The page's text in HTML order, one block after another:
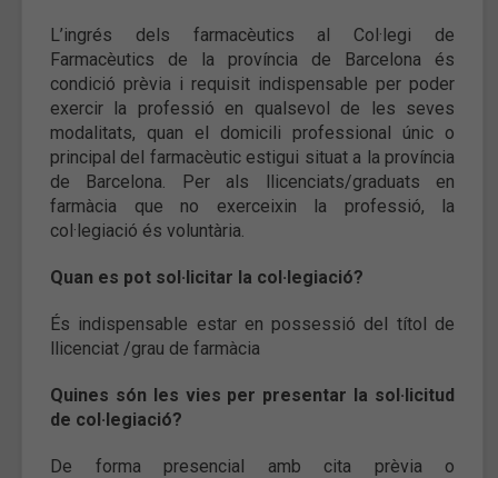
L’ingrés dels farmacèutics al Col·legi de
Farmacèutics de la província de Barcelona és
condició prèvia i requisit indispensable per poder
exercir la professió en qualsevol de les seves
modalitats, quan el domicili professional únic o
principal del farmacèutic estigui situat a la província
de Barcelona. Per als llicenciats/graduats en
farmàcia que no exerceixin la professió, la
col·legiació és voluntària.
Quan es pot sol·licitar la col·legiació?
És indispensable estar en possessió del títol de
llicenciat /grau de farmàcia
Quines són les vies per presentar la sol·licitud
de col·legiació?
De forma presencial amb cita prèvia o